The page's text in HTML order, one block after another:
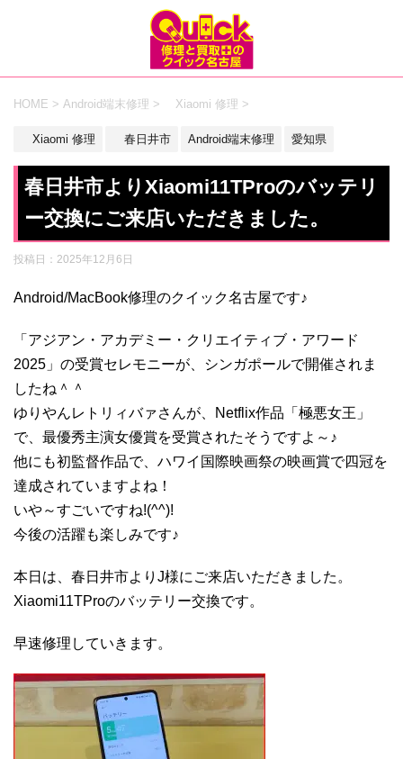
HOME > Android端末修理 > Xiaomi 修理 >
Xiaomi 修理 春日井市 Android端末修理 愛知県
春日井市よりXiaomi11TProのバッテリ
ー交換にご来店いただきました。
投稿日： 2025年12月6日
Android/MacBook修理のクイック名古屋です♪
「アジアン・アカデミー・クリエイティブ・アワード
2025」の受賞セレモニーが、シンガポールで開催されま
したね＾＾
ゆりやんレトリィバァさんが、Netflix作品「極悪女王」
で、最優秀主演女優賞を受賞されたそうですよ～♪
他にも初監督作品で、ハワイ国際映画祭の映画賞で四冠を
達成されていますよね！
いや～すごいですね!(^^)!
今後の活躍も楽しみです♪
本日は、春日井市よりJ様にご来店いただきました。
Xiaomi11TProのバッテリー交換です。
早速修理していきます。